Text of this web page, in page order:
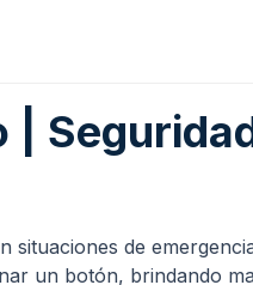
|
de
un botón, brindando